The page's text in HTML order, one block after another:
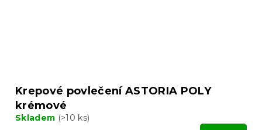
Krepové povlečení ASTORIA POLY
krémové
Skladem (>10 ks)